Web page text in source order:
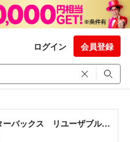
ログイン 会員登録
【新品•未開封】スターバックス リユーザブルカップ サクラ🌸 2023